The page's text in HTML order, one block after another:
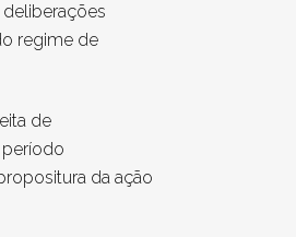
regime de
de
período
da ação